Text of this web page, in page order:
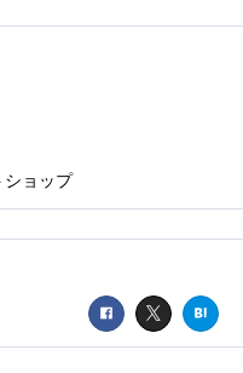
ショップ